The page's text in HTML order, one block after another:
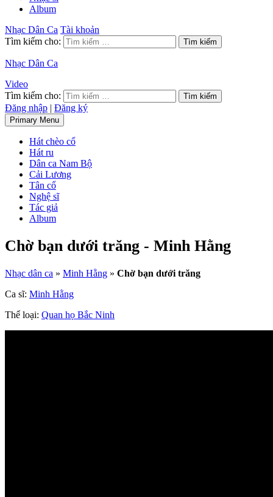
Album
Nhạc Dân Ca Tài khoản
Tìm kiếm cho:
Nhạc Dân Ca
Video
Tìm kiếm cho:
Đăng nhập | Đăng ký
Primary Menu
Hát chèo cổ
Hát ru
Dân ca Nam Bộ
Cải Lương
Tân cổ
Nghệ sĩ
Tác giả
Album
Chờ bạn dưới trăng - Minh Hằng
Nhạc dân ca » Minh Hằng » Chờ bạn dưới trăng
Ca sĩ: Minh Hằng
Thể loại: Quan họ Bắc Ninh